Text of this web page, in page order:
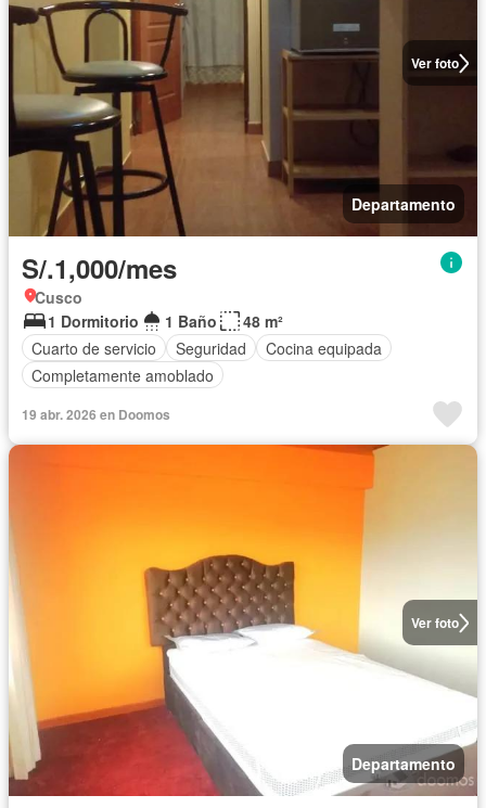
Ver foto
Departamento
S/.1,000/mes
Cusco
1 Dormitorio
1 Baño
48 m²
Cuarto de servicio
Seguridad
Cocina equipada
Completamente amoblado
19 abr. 2026 en Doomos
Ver foto
Departamento